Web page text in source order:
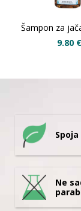
Šampon za
9.80 €
Ne